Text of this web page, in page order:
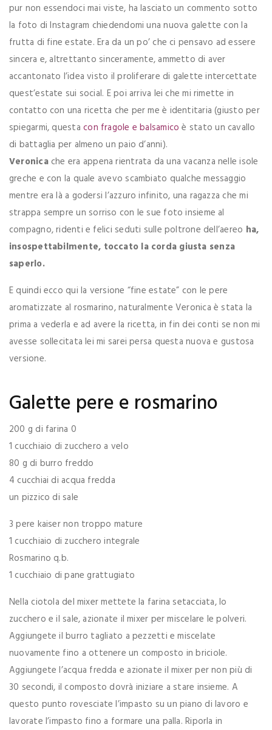
pur non essendoci mai viste, ha lasciato un commento sotto
la foto di Instagram chiedendomi una nuova galette con la
frutta di fine estate. Era da un po’ che ci pensavo ad essere
sincera e, altrettanto sinceramente, ammetto di aver
accantonato l’idea visto il proliferare di galette intercettate
quest’estate sui social. E poi arriva lei che mi rimette in
contatto con una ricetta che per me è identitaria (giusto per
spiegarmi, questacon fragole e balsamico è stato un cavallo
di battaglia per almeno un paio d’anni).
Veronicache era appena rientrata da una vacanza nelle isole
greche e con la quale avevo scambiato qualche messaggio
mentre era là a godersi l’azzuro infinito, una ragazza che mi
strappa sempre un sorriso con le sue foto insieme al
compagno, ridenti e felici seduti sulle poltrone dell’aereo ha,
insospettabilmente, toccato la corda giusta senza
saperlo.
E quindi ecco qui la versione “fine estate” con le pere
aromatizzate al rosmarino, naturalmente Veronica è stata la
prima a vederla e ad avere la ricetta, in fin dei conti se non mi
avesse sollecitata lei mi sarei persa questa nuova e gustosa
versione.
Galette pere e rosmarino
200 g di farina 0
1 cucchiaio di zucchero a velo
80 g di burro freddo
4 cucchiai di acqua fredda
un pizzico di sale
3 pere kaiser non troppo mature
1 cucchiaio di zucchero integrale
Rosmarino q.b.
1 cucchiaio di pane grattugiato
Nella ciotola del mixer mettete la farina setacciata, lo
zucchero e il sale, azionate il mixer per miscelare le polveri.
Aggiungete il burro tagliato a pezzetti e miscelate
nuovamente fino a ottenere un composto in briciole.
Aggiungete l’acqua fredda e azionate il mixer per non più di
30 secondi, il composto dovrà iniziare a stare insieme. A
questo punto rovesciate l’impasto su un piano di lavoro e
lavorate l’impasto fino a formare una palla. Riporla in